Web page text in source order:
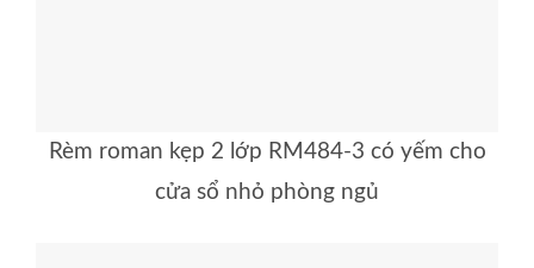
Rèm roman kẹp 2 lớp RM484-3 có yếm cho
cửa sổ nhỏ phòng ngủ